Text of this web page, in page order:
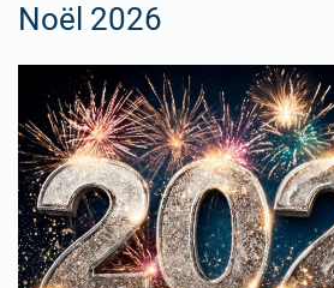
Noël 2026